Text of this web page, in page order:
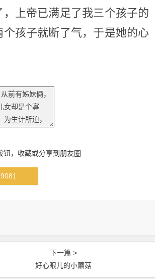
上帝已满足了我三个孩子的
孩子就断了气，于是她的心
钮，收藏或分享到朋友圈
9081
下一篇 >
好心眼儿的小蘑菇